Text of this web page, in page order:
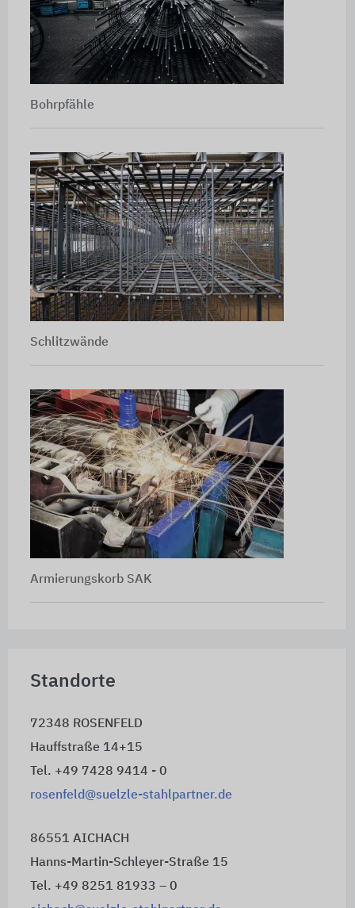
Bohrpfähle
Schlitzwände
Armierungskorb SAK
Standorte
72348 ROSENFELD
Hauffstraße 14+15
Tel. +49 7428 9414 - 0
rosenfeld@suelzle-stahlpartner.de
86551 AICHACH
Hanns-Martin-Schleyer-Straße 15
Tel. +49 8251 81933 – 0